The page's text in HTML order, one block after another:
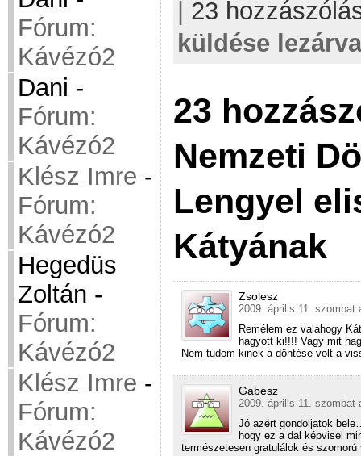
Fórum:
Kávézó2
Dani -
Fórum:
Kávézó2
Klész Imre -
Fórum:
Kávézó2
Hegedüs
Zoltán -
Fórum:
Kávézó2
Klész Imre -
Fórum:
Kávézó2
23
küldése
23
Nemzeti
Lengyel
Kátyának
Zsolesz
2009. április 11. szombat
Remélem ez valahogy
hagyott ki!!!! Vagy mit
Nem tudom kinek a döntése volt a
Gabesz
2009. április 11. szombat
Jó azért gondoljatok
hogy ez a dal képvisel
természetesen gratulálok és